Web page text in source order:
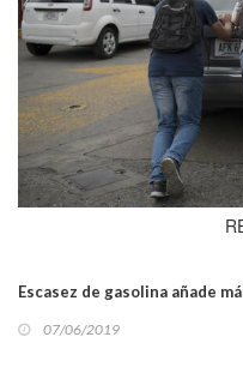
Escasez de gasolina añade
07/06/2019